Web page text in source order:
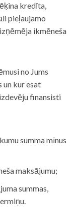
kredīta,
pieļaujamo
ikmēneša
no Jums
un kur esat
finansisti
summa mīnus
maksājumu;
summas,